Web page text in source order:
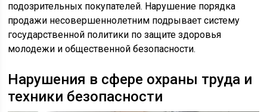
подозрительных покупателей. Нарушение порядка
продажи несовершеннолетним подрывает систему
государственной политики по защите здоровья
молодежи и общественной безопасности.
Нарушения в сфере охраны труда и
техники безопасности